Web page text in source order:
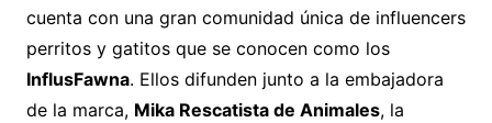
cuenta con una gran comunidad única de influencers
perritos y gatitos que se conocen como los
InflusFawna. Ellos difunden junto a la embajadora
de la marca, Mika Rescatista de Animales, la